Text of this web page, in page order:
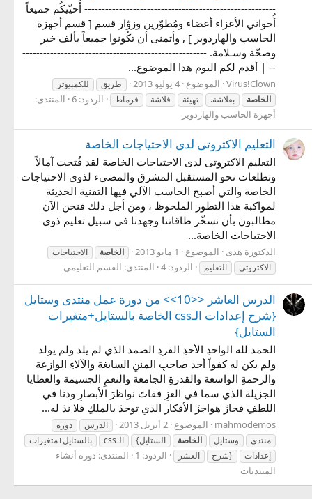
------------------------------------------------------- أُحيّيكُم جميعاً
أُخواني الأعزاء أعضاء ومُطوّرين وزوّار قسم [ قسم أجهزة
الحاسب والهاردوير ] , وأتمنى أن تكُونوا جميعاً بألف خير
وصحّة وسـلامة. -----------------------------------------------------
-- | أقدم لكم اليوم هدا الموضوع...
Virus!Clown الموضوع 4 يوليو 2013 طريق
للكمبيوتر
الخاصة
بفلاشة. تهيئة فلاشة فرماط الردود: 6
المنتدى:
أجهزة الحاسب والهاردوير
التعليم الاكتروتى لدى الاحتياجات الخاصة
التعليم الاكتروتى لدى الاحتياجات الخاصة لقد فُتحت آمالاً
وتطلعات نحو المستقبل المشرق والمضيء لذوي الاحتياجات
الخاصة والتي أصبح الحاسب الآلي فيها التقنية الحديثة
لمواكبة هذا التطور الملحوظ ، ومن أجل ذلك فنحن الآن
مطالبون بأن نسخّر طاقاتنا وجهدنا في سبيل تعليم ذوي
الاحتياجات الخاصة...
الدكتورة هدى الموضوع 1 مايو 2013 الخاصة
الاحتياجات
الاكتروتى
التعليم الردود: 4 المنتدى: القسم التعليمي
الدرس العاشر <<10>> من دورة عمل منتدى وستايل
{شرح إعدادات الـcss الخاصة بالستايل+متغيرات
الستايل}
الحمد لله الواحدِ الأحدِ الفردِ الصمد الذي لم يلد ولم يولد
ولم يكن له كفواً أحد صاحبِ المننِ السابغة والآلاءِ الوازعة
والرحمةِ الواسعة والقدرةِ الجامعة والنعمِ الجسيمة والعطايا
الجزيلة الذي سما في العزِ ففاتَ نواظرَ الأبصارِ ودنا في
اللطفِ فجازَ هواجزَ الأفكار الذي توحدَ بالملكِ فلا ندَ له...
mahmodemos الموضوع 2 أبريل 2013 الدرس
دورة
منتدي
وستايل الخاصة الستايل} الـcss
بالستايل+متغيرات
إعدادات
{شرح العشر الردود: 1 المنتدى: دورة أنشاء
المنتديات